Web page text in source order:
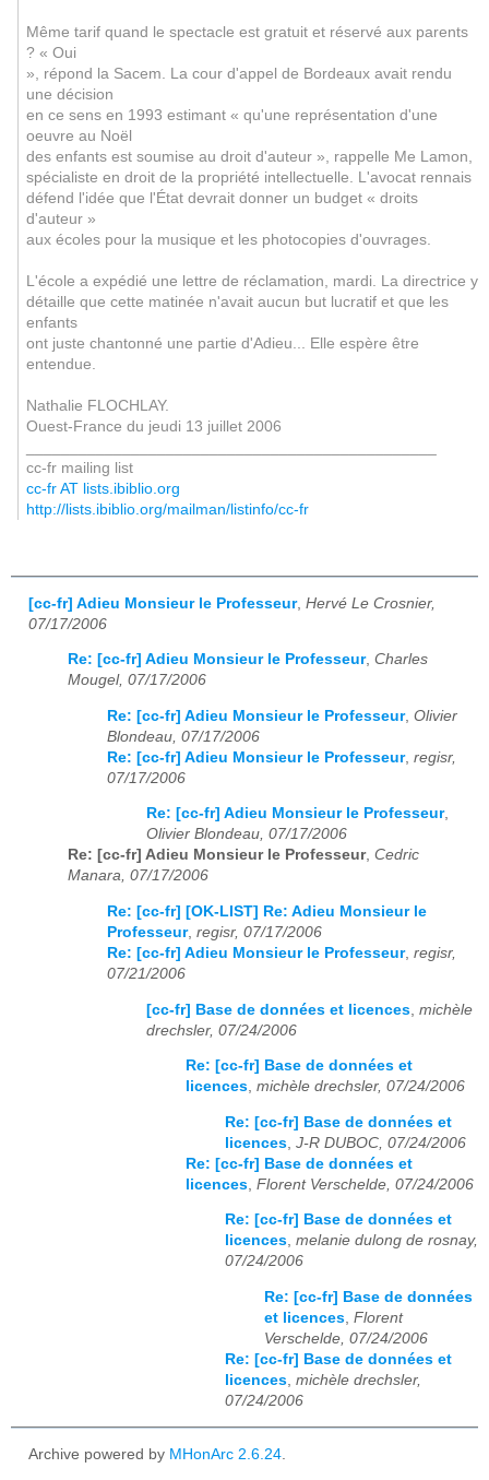
Même tarif quand le spectacle est gratuit et réservé aux parents
? « Oui
», répond la Sacem. La cour d'appel de Bordeaux avait rendu
une décision
en ce sens en 1993 estimant « qu'une représentation d'une
oeuvre au Noël
des enfants est soumise au droit d'auteur », rappelle Me Lamon,
spécialiste en droit de la propriété intellectuelle. L'avocat rennais
défend l'idée que l'État devrait donner un budget « droits
d'auteur »
aux écoles pour la musique et les photocopies d'ouvrages.
L'école a expédié une lettre de réclamation, mardi. La directrice y
détaille que cette matinée n'avait aucun but lucratif et que les
enfants
ont juste chantonné une partie d'Adieu... Elle espère être
entendue.
Nathalie FLOCHLAY.
Ouest-France du jeudi 13 juillet 2006
cc-fr mailing list
cc-fr AT lists.ibiblio.org
http://lists.ibiblio.org/mailman/listinfo/cc-fr
[cc-fr] Adieu Monsieur le Professeur, Hervé Le Crosnier,
07/17/2006
Re: [cc-fr] Adieu Monsieur le Professeur, Charles
Mougel, 07/17/2006
Re: [cc-fr] Adieu Monsieur le Professeur, Olivier
Blondeau, 07/17/2006
Re: [cc-fr] Adieu Monsieur le Professeur, regisr,
07/17/2006
Re: [cc-fr] Adieu Monsieur le Professeur,
Olivier Blondeau, 07/17/2006
Re: [cc-fr] Adieu Monsieur le Professeur, Cedric
Manara, 07/17/2006
Re: [cc-fr] [OK-LIST] Re: Adieu Monsieur le
Professeur, regisr, 07/17/2006
Re: [cc-fr] Adieu Monsieur le Professeur, regisr,
07/21/2006
[cc-fr] Base de données et licences michèle
drechsler, 07/24/2006
Re: [cc-fr] Base de données et
licences, michèle drechsler, 07/24/2006
Re: [cc-fr] Base de données et
licences J-R DUBOC, 07/24/2006
Re: [cc-fr] Base de données et
licences Florent Verschelde, 07/24/2006
Re: [cc-fr] Base de données et
licences, melanie dulong de rosnay,
07/24/2006
Re: [cc-fr] Base de données
et licences, Florent
Verschelde, 07/24/2006
Re: [cc-fr] Base de données et
licences, michèle drechsler,
07/24/2006
Archive powered by MHonArc 2.6.24.